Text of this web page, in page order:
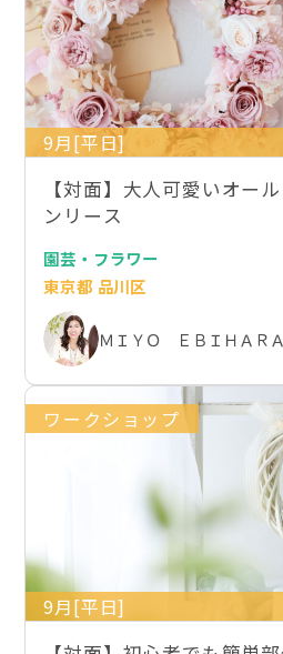
9月[平日]
【対面】大人可愛いオー
ンリース
園芸・フラワー
東京都 品川区
ＭＩＹＯ ＥＢＩＨＡＲＡ
ワークショップ
9月[平日]